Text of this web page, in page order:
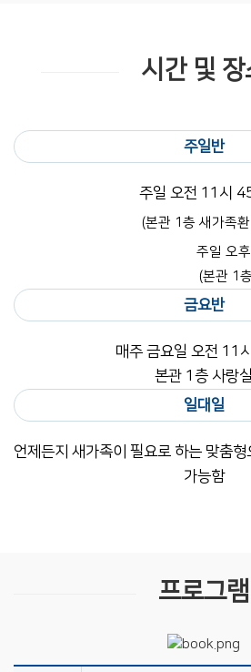
시간 및 장
주일반
주일 오전 11시
(본관 1층 새가족
주일 오후 1
(본관 1층
금요반
매주 금요일 오전 11
본관 1층 사랑실
일대일
언제든지 새가족이 필요로 하는 맞춤
가능함
프로그램